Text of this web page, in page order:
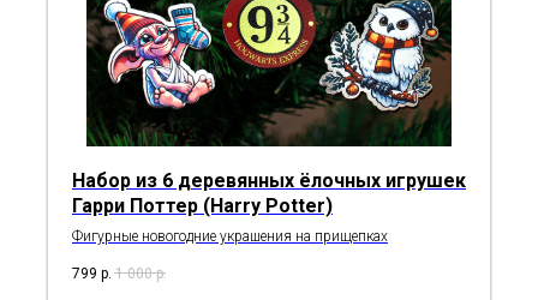
Набор из 6 деревянных ёлочных игрушек
Гарри Поттер (Harry Potter)
Фигурные новогодние украшения на прищепках
799 р. 1 000 р.